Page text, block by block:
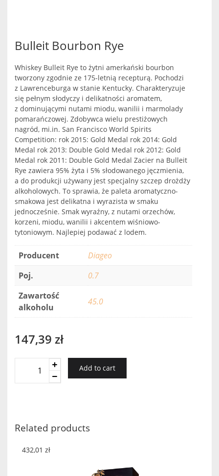
Bulleit Bourbon Rye
Whiskey Bulleit Rye to żytni amerkański bourbon
tworzony zgodnie ze 175-letnią recepturą. Pochodzi
z Lawrenceburga w stanie Kentucky. Charakteryzuje
się pełnym słodyczy i delikatności aromatem,
z dominującymi nutami miodu, wanilii i marmolady
pomarańczowej. Zdobywca wielu prestiżowych
nagród, mi.in. San Francisco World Spirits
Competition: rok 2015: Gold Medal rok 2014: Gold
Medal rok 2013: Double Gold Medal rok 2012: Gold
Medal rok 2011: Double Gold Medal Zacier na Bulleit
Rye zawiera 95% żyta i 5% słodowanego jęczmienia,
a do produkcji używany jest specjalny szczep drożdży
alkoholowych. To sprawia, że paleta aromatyczno-
smakowa jest delikatna i wyrazista w smaku
jednocześnie. Smak wyraźny, z nutami orzechów,
korzeni, miodu, wanilii i akcentem wiśniowo-
tytoniowym. Najlepiej podawać z lodem.
Producent
Diageo
Poj.
0.7
Zawartość
alkoholu
45.0
147,39 zł
Bourbon
Add to cart
Related products
432,01 zł